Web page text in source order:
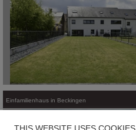
Einfamilienhaus in Beckingen